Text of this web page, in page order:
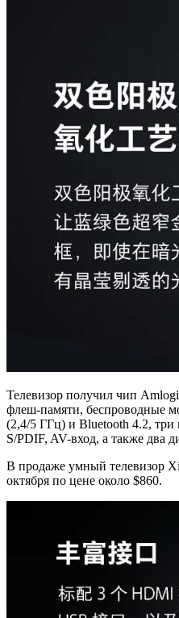
Телевизор получил чип
флеш-памяти, беспроводные
(2,4/5 ГГц) и Bluetooth 4.2,
S/PDIF, AV-вход, а также два
В продаже умный телевизор
октября по цене около $860.